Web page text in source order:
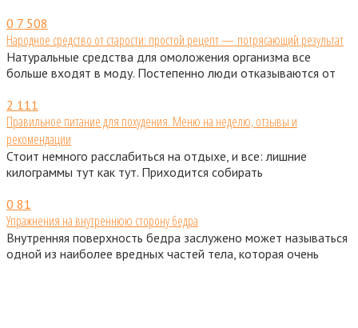
0 7 508
Народное средство от старости: простой рецепт — потрясающий результат
Натуральные средства для омоложения организма все
больше входят в моду. Постепенно люди отказываются от
2 111
Правильное питание для похудения. Меню на неделю, отзывы и
рекомендации
Стоит немного расслабиться на отдыхе, и все: лишние
килограммы тут как тут. Приходится собирать
0 81
Упражнения на внутреннюю сторону бедра
Внутренняя поверхность бедра заслужено может называться
одной из наиболее вредных частей тела, которая очень